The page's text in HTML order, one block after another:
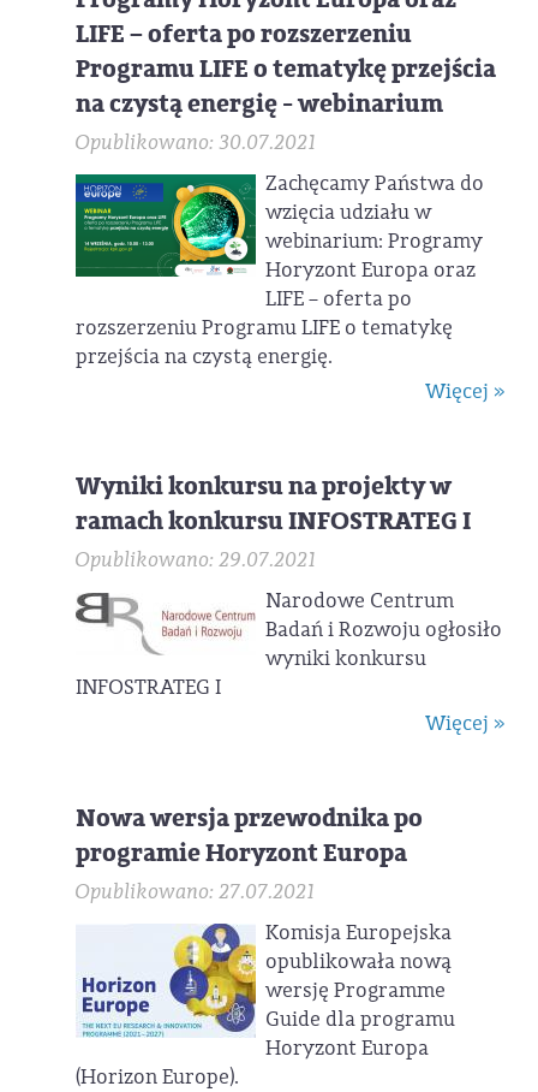
LIFE – oferta po rozszerzeniu
Programu LIFE o tematykę przejścia
na czystą energię - webinarium
Opublikowano: 30.07.2021
Zachęcamy Państwa do
wzięcia udziału w
webinarium: Programy
Horyzont Europa oraz
LIFE – oferta po
rozszerzeniu Programu LIFE o tematykę
przejścia na czystą energię.
Więcej »
Wyniki konkursu na projekty w
ramach konkursu INFOSTRATEG I
Opublikowano: 29.07.2021
Narodowe Centrum
Badań i Rozwoju ogłosiło
wyniki konkursu
INFOSTRATEG I
Więcej »
Nowa wersja przewodnika po
programie Horyzont Europa
Opublikowano: 27.07.2021
Komisja Europejska
opublikowała nową
wersję Programme
Guide dla programu
Horyzont Europa
(Horizon Europe).